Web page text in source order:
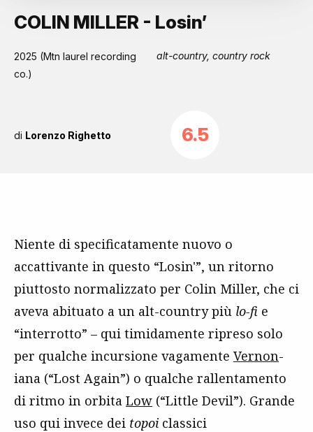
COLIN MILLER - Losin’
2025 (Mtn laurel recording
co.)
alt-country, country rock
di Lorenzo Righetto 6.5
Niente di specificatamente nuovo o
accattivante in questo “Losin'”, un ritorno
piuttosto normalizzato per Colin Miller, che ci
aveva abituato a un alt-country più lo-fi e
“interrotto” – qui timidamente ripreso solo
per qualche incursione vagamente Vernon-
iana (“Lost Again”) o qualche rallentamento
di ritmo in orbita Low (“Little Devil”). Grande
uso qui invece dei topoi classici